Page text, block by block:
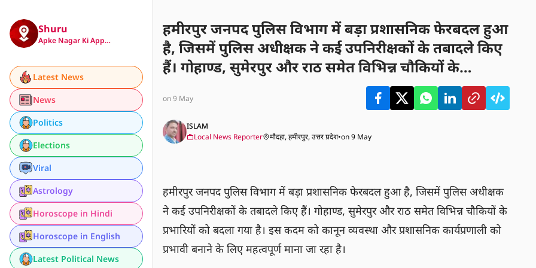
Shuru
Apke Nagar Ki App…
Latest News
News
Politics
Elections
Viral
Astrology
Horoscope in Hindi
Horoscope in English
Latest Political News
हमीरपुर जनपद पुलिस विभाग में बड़ा प्रशासनिक फेरबदल हुआ
है, जिसमें पुलिस अधीक्षक ने कई उपनिरीक्षकों के तबादले किए
हैं। गोहाण्ड, सुमेरपुर और राठ समेत विभिन्न चौकियों के
प्रभारियों को बदला गया है। इस कदम को कानून व्यवस्था और
प्रशासनिक कार्यप्रणाली को प्रभावी बनाने के लिए महत्वपूर्ण
माना जा रहा है।
on 9 May
ISLAM
Local News Reporter
मौदहा, हमीरपुर, उत्तर प्रदेश•on 9 May
हमीरपुर जनपद पुलिस विभाग में बड़ा प्रशासनिक फेरबदल हुआ है, जिसमें पुलिस अधीक्षक
ने कई उपनिरीक्षकों के तबादले किए हैं। गोहाण्ड, सुमेरपुर और राठ समेत विभिन्न चौकियों के
प्रभारियों को बदला गया है। इस कदम को कानून व्यवस्था और प्रशासनिक कार्यप्रणाली को
प्रभावी बनाने के लिए महत्वपूर्ण माना जा रहा है।